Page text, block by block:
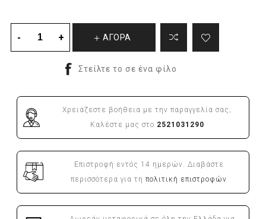
ΑΓΟΡΑ
Χρειάζεστε βοήθεια με την παραγγελία σας;
Καλέστε μας στο 2521031290
Επιστροφή εντός 14 ημερών. Διαβάστε
περισσότερα για τηπολιτική επιστροφών